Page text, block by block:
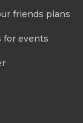
friends plans
for events